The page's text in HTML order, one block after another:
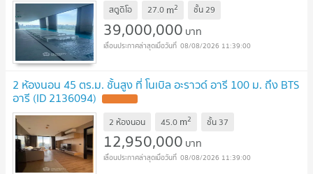
สตูดิโอ 27.0 m2 ชั้น29
39,000,000 บาท
08/08/2026 11:39:00
2 ห้องนอน 45 ตร.ม. ชั้นสูง ที่ โนเบิล อะราวด์ อารี 100 ม. ถึง BTS
อารี (ID 2136094)
2 ห้องนอน 45.0 m2 ชั้น 37
12,950,000 บาท
08/08/2026 11:39:00